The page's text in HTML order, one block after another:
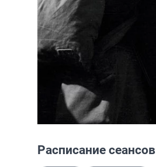
Расписание сеансов